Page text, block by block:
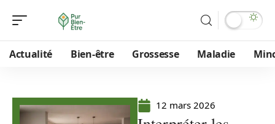
Actualité Bien-être Grossesse Maladie
12 mars 2026